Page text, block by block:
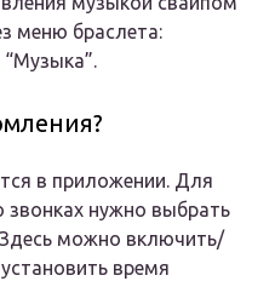
меню браслета:
в приложении. Для
нужно выбрать
можно включить/
время